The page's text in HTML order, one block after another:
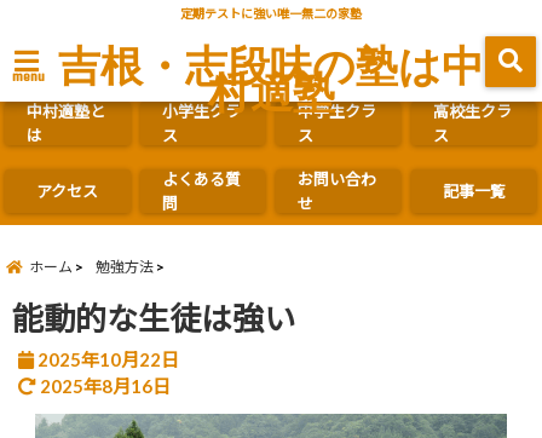
定期テストに強い唯一無二の家塾
menu 吉根・志段味の塾は中
村適塾
中村適塾と
は
小学生クラ
ス
中学生クラ
ス
高校生クラ
ス
アクセス
よくある質
問
お問い合わ
せ
記事一覧
ホーム 勉強方法
能動的な生徒は強い
2025年10月22日
2025年8月16日